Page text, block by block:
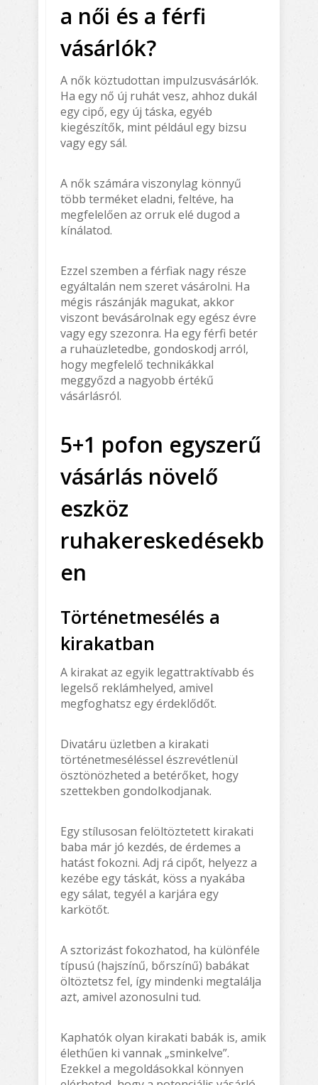
a női és a férfi
vásárlók?
A nők köztudottan impulzusvásárlók.
Ha egy nő új ruhát vesz, ahhoz dukál
egy cipő, egy új táska, egyéb
kiegészítők, mint például egy bizsu
vagy egy sál.
A nők számára viszonylag könnyű
több terméket eladni, feltéve, ha
megfelelően az orruk elé dugod a
kínálatod.
Ezzel szemben a férfiak nagy része
egyáltalán nem szeret vásárolni. Ha
mégis rászánják magukat, akkor
viszont bevásárolnak egy egész évre
vagy egy szezonra. Ha egy férfi betér
a ruhaüzletedbe, gondoskodj arról,
hogy megfelelő technikákkal
meggyőzd a nagyobb értékű
vásárlásról.
5+1 pofon egyszerű
vásárlás növelő
eszköz
ruhakereskedésekb
en
Történetmesélés a
kirakatban
A kirakat az egyik legattraktívabb és
legelső reklámhelyed, amivel
megfoghatsz egy érdeklődőt.
Divatáru üzletben a kirakati
történetmeséléssel észrevétlenül
ösztönözheted a betérőket, hogy
szettekben gondolkodjanak.
Egy stílusosan felöltöztetett kirakati
baba már jó kezdés, de érdemes a
hatást fokozni. Adj rá cipőt, helyezz a
kezébe egy táskát, köss a nyakába
egy sálat, tegyél a karjára egy
karkötőt.
A sztorizást fokozhatod, ha különféle
típusú (hajszínű, bőrszínű) babákat
öltöztetsz fel, így mindenki megtalálja
azt, amivel azonosulni tud.
Kaphatók olyan kirakati babák is, amik
élethűen ki vannak „sminkelve”.
Ezekkel a megoldásokkal könnyen